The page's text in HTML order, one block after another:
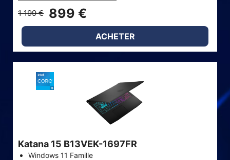
1 199 € 899 €
ACHETER
Katana 15 B13VEK-1697FR
Windows 11 Famille